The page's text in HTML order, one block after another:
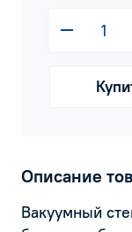
Описание
Вакуумный